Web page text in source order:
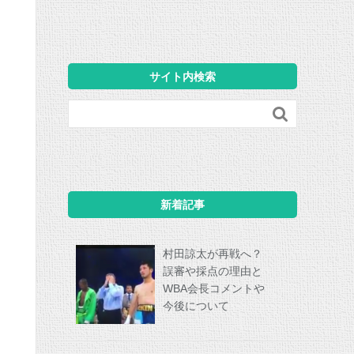
サイト内検索

新着記事
村田諒太が再戦へ？
誤審や採点の理由と
WBA会長コメントや
今後について